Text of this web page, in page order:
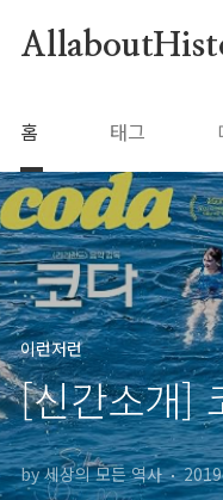
홈 태그
이런저런
[신간소개]
by 세상의 모든 역사